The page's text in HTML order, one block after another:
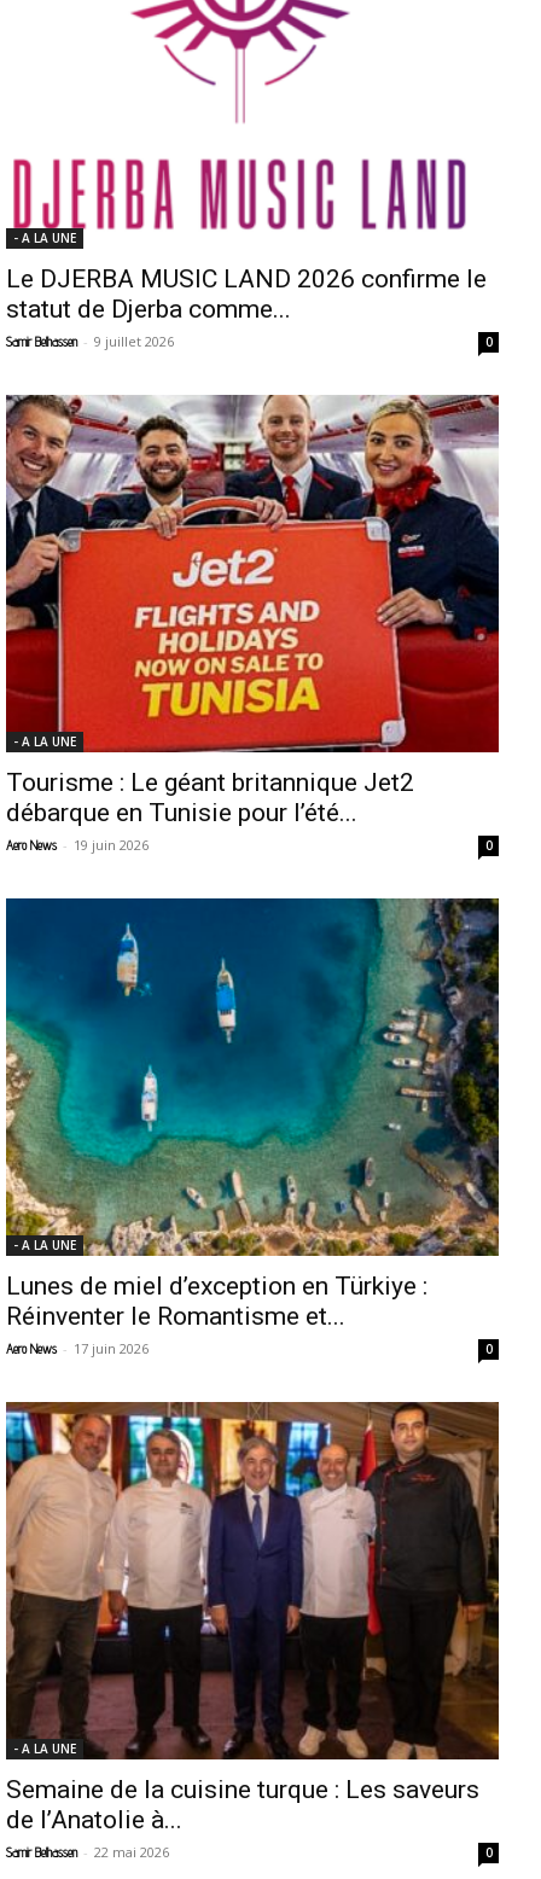
- A LA UNE
Le DJERBA MUSIC LAND 2026 confirme le
statut de Djerba comme...
Samir Belhassen - 9 juillet 2026 0
- A LA UNE
Tourisme : Le géant britannique Jet2
débarque en Tunisie pour l’été...
Aero News - 19 juin 2026 0
- A LA UNE
Lunes de miel d’exception en Türkiye :
Réinventer le Romantisme et...
Aero News - 17 juin 2026 0
- A LA UNE
Semaine de la cuisine turque : Les saveurs
de l’Anatolie à...
Samir Belhassen - 22 mai 2026 0